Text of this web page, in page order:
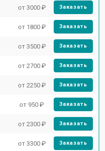
от 3000 ₽ Заказать
от 1800 ₽ Заказать
от 3500 ₽ Заказать
от 2700 ₽ Заказать
от 2250 ₽ Заказать
от 950 ₽ Заказать
от 2300 ₽ Заказать
от 3300 ₽ Заказать